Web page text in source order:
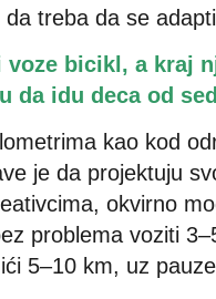
treba da se
bicikl, a kraj
da idu deca od
kao kod
je da projektuju
okvirno
problema voziti
5–10 km, uz pauze